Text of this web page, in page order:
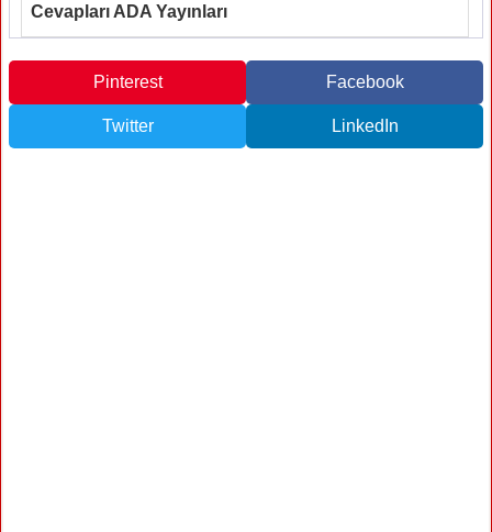
Cevapları ADA Yayınları
Pinterest Facebook
Twitter LinkedIn